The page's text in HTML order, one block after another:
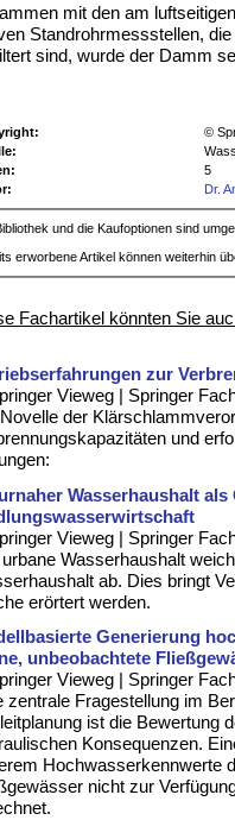
mit den am
Standrohrmessstellen,
sind, wurde der Damm
©
5
Dr.
und die Kaufoptionen sind
erworbene Artikel können weiterhin
Fachartikel könnten Sie
zur
Vieweg | Springer
der
und
Wasserhaushalt
Vieweg | Springer
Wasserhaushalt
ab. Dies bringt
erörtert werden.
Generierung
unbeobachtete
Vieweg | Springer
zentrale Fragestellung im
ist die Bewertung
Konsequenzen.
Hochwasserkennwerte
nicht zur